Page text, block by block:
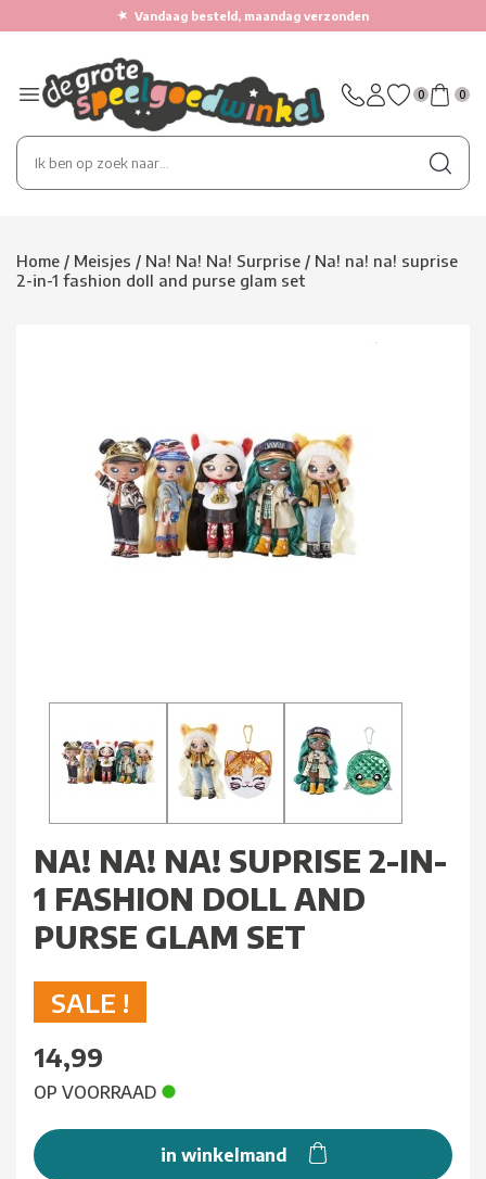
★ Vandaag besteld, maandag verzonden
0 0
Home / Meisjes / Na! Na! Na! Surprise / Na! na! na! suprise
2-in-1 fashion doll and purse glam set
NA! NA! NA! SUPRISE 2-IN-
1 FASHION DOLL AND
PURSE GLAM SET
SALE !
14,99
OP VOORRAAD
in winkelmand